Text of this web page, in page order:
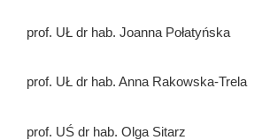
prof. UŁ dr hab. Joanna Połatyńska
prof. UŁ dr hab. Anna Rakowska-Trela
prof. UŚ dr hab. Olga Sitarz